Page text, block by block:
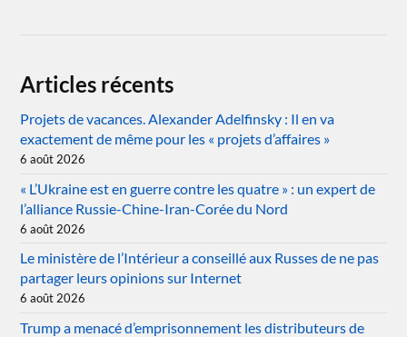
Articles récents
Projets de vacances. Alexander Adelfinsky : Il en va
exactement de même pour les « projets d’affaires »
6 août 2026
« L’Ukraine est en guerre contre les quatre » : un expert de
l’alliance Russie-Chine-Iran-Corée du Nord
6 août 2026
Le ministère de l’Intérieur a conseillé aux Russes de ne pas
partager leurs opinions sur Internet
6 août 2026
Trump a menacé d’emprisonnement les distributeurs de